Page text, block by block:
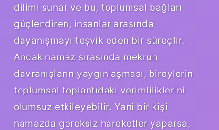
dilimi sunar ve bu, toplumsal bağları
güçlendiren, insanlar arasında
dayanışmayı teşvik eden bir süreçtir.
Ancak namaz sırasında mekruh
davranışların yaygınlaşması, bireylerin
toplumsal toplantıdaki verimliliklerini
olumsuz etkileyebilir. Yani bir kişi
namazda gereksiz hareketler yaparsa,